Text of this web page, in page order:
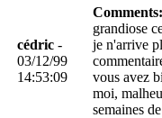
cédric -
03/12/99
14:53:09
Comments:
grandiose
je n'arrive
vous avez
moi,
semaines